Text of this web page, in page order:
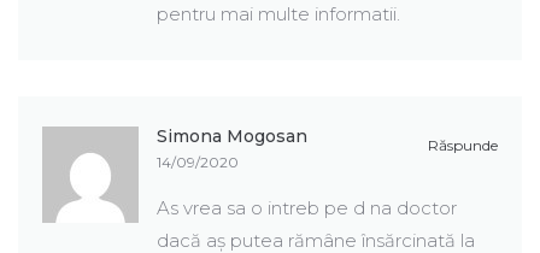
pentru mai multe informatii.
Răspunde
Simona Mogosan
14/09/2020
As vrea sa o intreb pe d na doctor
dacă aș putea rămâne însărcinată la